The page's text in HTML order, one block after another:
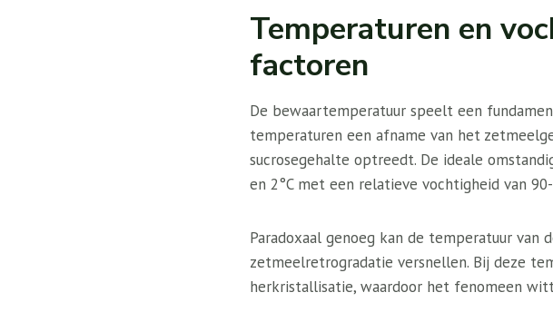
Temperaturen en
factoren
De bewaartemperatuur speelt een
temperaturen een afname van het
sucrosegehalte optreedt. De ideale
en 2°C met een relatieve vochtigheid van 90-
Paradoxaal genoeg kan de temperatuur van
zetmeelretrogradatie versnellen. Bij deze
herkristallisatie, waardoor het fenomeen